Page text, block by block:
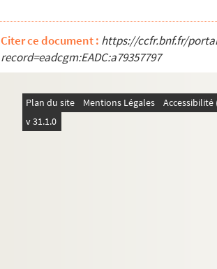
Citer ce document : https://ccfr.bnf.fr/
record=eadcgm:EADC:a79357797
Plan du site Mentions Légales
v 31.1.0